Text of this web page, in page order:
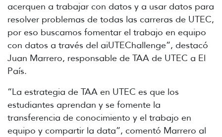
acerquen a trabajar con datos y a usar datos para
resolver problemas de todas las carreras de UTEC,
por eso buscamos fomentar el trabajo en equipo
con datos a través del aiUTEChallenge”, destacó
Juan Marrero, responsable de TAA de UTEC a El
País.
“La estrategia de TAA en UTEC es que los
estudiantes aprendan y se fomente la
transferencia de conocimiento y el trabajo en
equipo y compartir la data”, comentó Marrero al